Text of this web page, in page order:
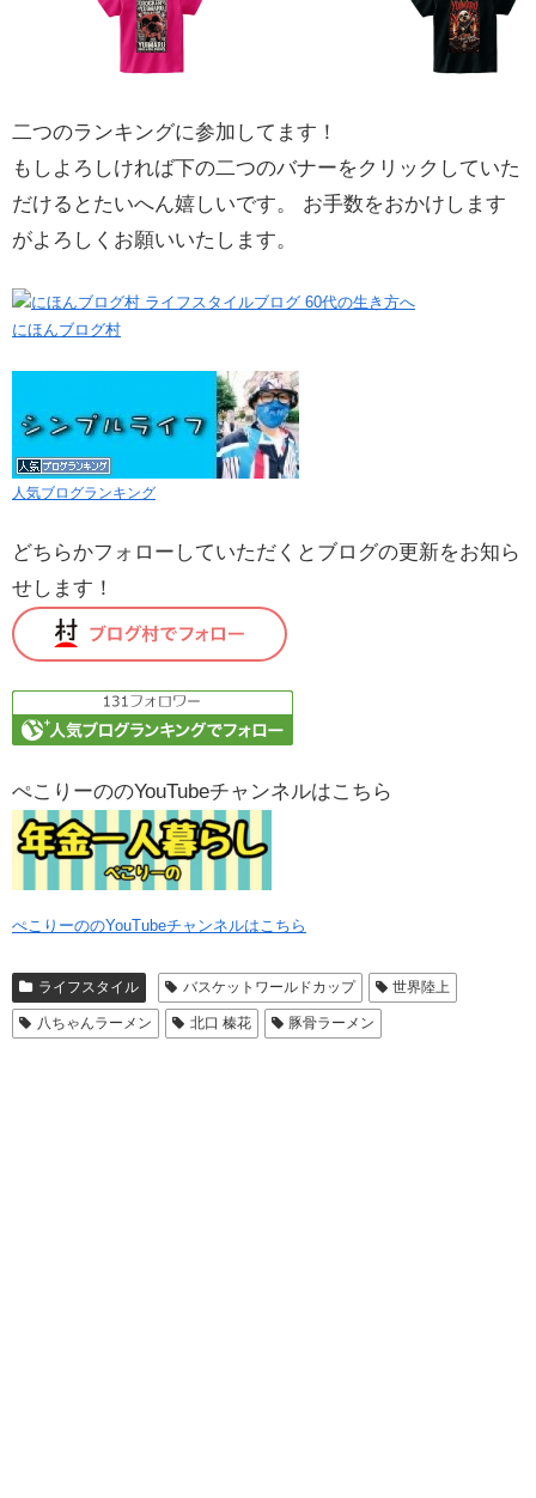
二つのランキングに参加してます！
もしよろしければ下の二つのバナーをクリックしていた
だけるとたいへん嬉しいです。 お手数をおかけします
がよろしくお願いいたします。
にほんブログ村
人気ブログランキング
どちらかフォローしていただくとブログの更新をお知ら
せします！
ぺこりーののYouTubeチャンネルはこちら
ぺこりーののYouTubeチャンネルはこちら
ライフスタイル バスケットワールドカップ 世界陸上
八ちゃんラーメン 北口 榛花 豚骨ラーメン